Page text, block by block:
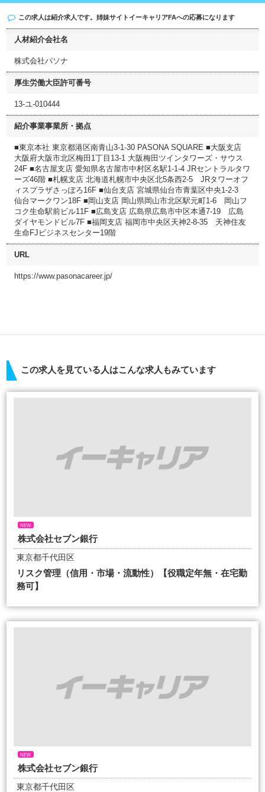
この求人は紹介求人です。姉妹サイト イーキャリアFAへの応募になります
人材紹介会社名
株式会社パソナ
厚生労働大臣許可番号
13-ユ-010444
紹介事業事業所・拠点
■東京本社 東京都港区南青山3-1-30 PASONA SQUARE ■大阪支店
大阪府大阪市北区梅田1丁目13-1 大阪梅田ツインタワーズ・サウス
24F ■名古屋支店 愛知県名古屋市中村区名駅1-1-4 JRセントラルタワ
ーズ46階 ■札幌支店 北海道札幌市中央区北5条西2-5 JRタワーオフ
ィスプラザさっぽろ16F ■仙台支店 宮城県仙台市青葉区中央1-2-3
仙台マークワン18F ■岡山支店 岡山県岡山市北区駅元町1-6 岡山フ
コク生命駅前ビル11F ■広島支店 広島県広島市中区本通7-19 広島
ダイヤモンドビル7F ■福岡支店 福岡市中央区天神2-8-35 天神住友
生命FJビジネスセンター19階
URL
https://www.pasonacareer.jp/
この求人を見ている人はこんな求人もみています
NEW
株式会社セブン銀行
東京都千代田区
リスク管理（信用・市場・流動性）【役職定年無・在宅勤
務可】
NEW
株式会社セブン銀行
東京都千代田区